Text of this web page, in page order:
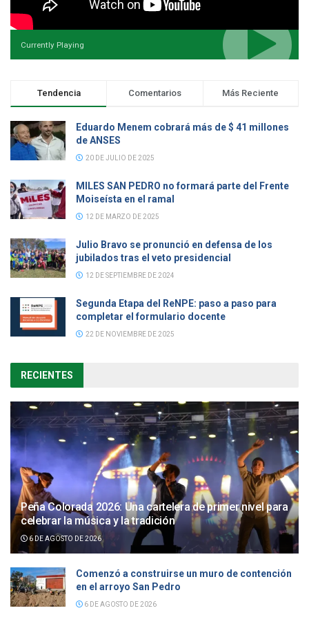
Currently Playing
Tendencia Comentarios Más Reciente
Eduardo Menem cobrará más de $ 41 millones
de ANSES
20 DE JULIO DE 2025
MILES SAN PEDRO no formará parte del Frente
Moiseísta en el ramal
12 DE MARZO DE 2025
Julio Bravo se pronunció en defensa de los
jubilados tras el veto presidencial
12 DE SEPTIEMBRE DE 2024
Segunda Etapa del ReNPE: paso a paso para
completar el formulario docente
22 DE NOVIEMBRE DE 2025
RECIENTES
Peña Colorada 2026: Una cartelera de primer nivel para
celebrar la música y la tradición
6 DE AGOSTO DE 2026
Comenzó a construirse un muro de contención
en el arroyo San Pedro
6 DE AGOSTO DE 2026